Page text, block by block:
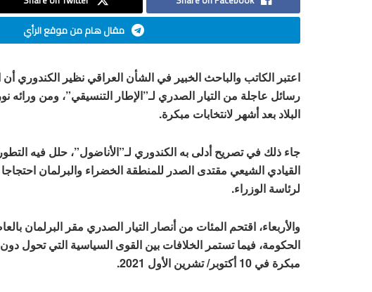
مقال هام من موقع الرأي
اعتبر الكاتب والباحث الخبير في الشأن العراقي نظير الكندوري أن
رسائل عاجلة من التيار الصدري لـ”الإطار التنسيقي”، ومن ورائه
البلاد بعد أشهر لانتخابات مبكرة.
جاء ذلك في تصريح أدلى به الكندوري لـ”الأناضول”، حلل فيه
القيادي الشيعي مقتدى الصدر للمنطقة الخضراء والبرلمان
لرئاسة الوزراء.
والأربعاء، اقتحم المئات من أنصار التيار الصدري مقر البرلمان
الحكومة، فيما تستمر الخلافات بين القوى السياسية التي تحول
مبكرة في 10 أكتوبر/ تشرين الأول 2021.